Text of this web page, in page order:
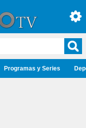
Programas y Series